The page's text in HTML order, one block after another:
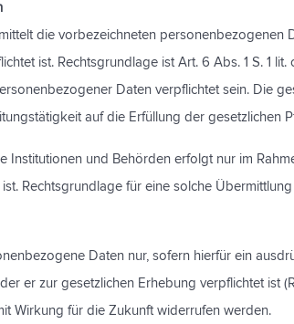
die vorbezeichneten
ist. Rechtsgrundlage ist Art. 6 Abs. 1 S. 1
Daten verpflichtet sein. Die
auf die Erfüllung der gesetzlichen
Institutionen und Behörden erfolgt nur im
Rechtsgrundlage für eine solche
Daten nur, sofern hierfür ein
er zur gesetzlichen Erhebung verpflichtet ist
Wirkung für die Zukunft widerrufen werden.